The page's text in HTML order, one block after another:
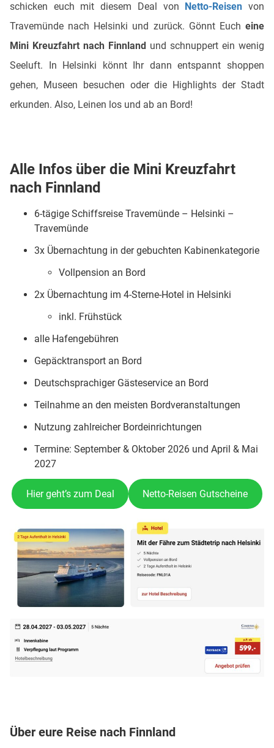
schicken euch mit diesem Deal von Netto-Reisenvon
Travemünde nach Helsinki und zurück. Gönnt Euch eine
Mini Kreuzfahrt nach Finnland und schnuppert ein wenig
Seeluft. In Helsinki könnt Ihr dann entspannt shoppen
gehen, Museen besuchen oder die Highlights der Stadt
erkunden. Also, Leinen los und ab an Bord!
Alle Infos über die Mini Kreuzfahrt
nach Finnland
6-tägige Schiffsreise Travemünde – Helsinki –
Travemünde
3x Übernachtung in der gebuchten Kabinenkategorie
Vollpension an Bord
2x Übernachtung im 4-Sterne-Hotel in Helsinki
inkl. Frühstück
alle Hafengebühren
Gepäcktransport an Bord
Deutschsprachiger Gästeservice an Bord
Teilnahme an den meisten Bordveranstaltungen
Nutzung zahlreicher Bordeinrichtungen
Termine: September & Oktober 2026 und April & Mai
2027
Hier geht’s zum Deal Netto-Reisen Gutscheine
Über eure Reise nach Finnland